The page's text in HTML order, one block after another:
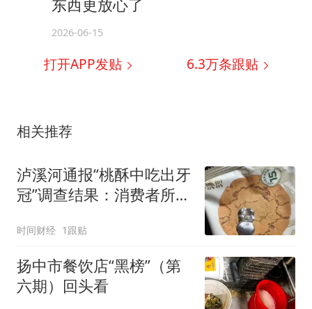
东西更放心了
2026-06-15
打开APP发贴 6.3万条跟贴
相关推荐
泸溪河通报“桃酥中吃出牙
冠”调查结果：消费者所发
删除并诚恳致歉
时间财经 1跟贴
扬中市餐饮店“黑榜”（第
六期）回头看